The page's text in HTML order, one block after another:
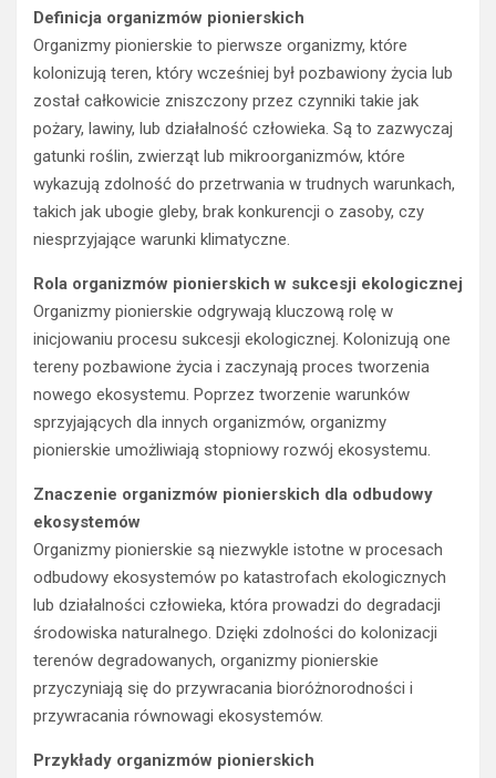
Definicja organizmów pionierskich
Organizmy pionierskie to pierwsze organizmy, które
kolonizują teren, który wcześniej był pozbawiony życia lub
został całkowicie zniszczony przez czynniki takie jak
pożary, lawiny, lub działalność człowieka. Są to zazwyczaj
gatunki roślin, zwierząt lub mikroorganizmów, które
wykazują zdolność do przetrwania w trudnych warunkach,
takich jak ubogie gleby, brak konkurencji o zasoby, czy
niesprzyjające warunki klimatyczne.
Rola organizmów pionierskich w sukcesji ekologicznej
Organizmy pionierskie odgrywają kluczową rolę w
inicjowaniu procesu sukcesji ekologicznej. Kolonizują one
tereny pozbawione życia i zaczynają proces tworzenia
nowego ekosystemu. Poprzez tworzenie warunków
sprzyjających dla innych organizmów, organizmy
pionierskie umożliwiają stopniowy rozwój ekosystemu.
Znaczenie organizmów pionierskich dla odbudowy
ekosystemów
Organizmy pionierskie są niezwykle istotne w procesach
odbudowy ekosystemów po katastrofach ekologicznych
lub działalności człowieka, która prowadzi do degradacji
środowiska naturalnego. Dzięki zdolności do kolonizacji
terenów degradowanych, organizmy pionierskie
przyczyniają się do przywracania bioróżnorodności i
przywracania równowagi ekosystemów.
Przykłady organizmów pionierskich